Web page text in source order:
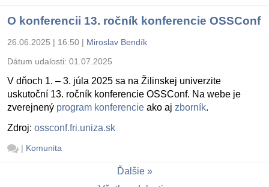
O konferencii 13. ročník konferencie OSSConf
26.06.2025 | 16:50 | Miroslav Bendík
Dátum udalosti: 01.07.2025
V dňoch 1. – 3. júla 2025 sa na Žilinskej univerzite
uskutoční 13. ročník konferencie OSSConf. Na webe je
zverejnený program konferencie ako aj zborník.
Zdroj: ossconf.fri.uniza.sk
| Komunita
Ďalšie